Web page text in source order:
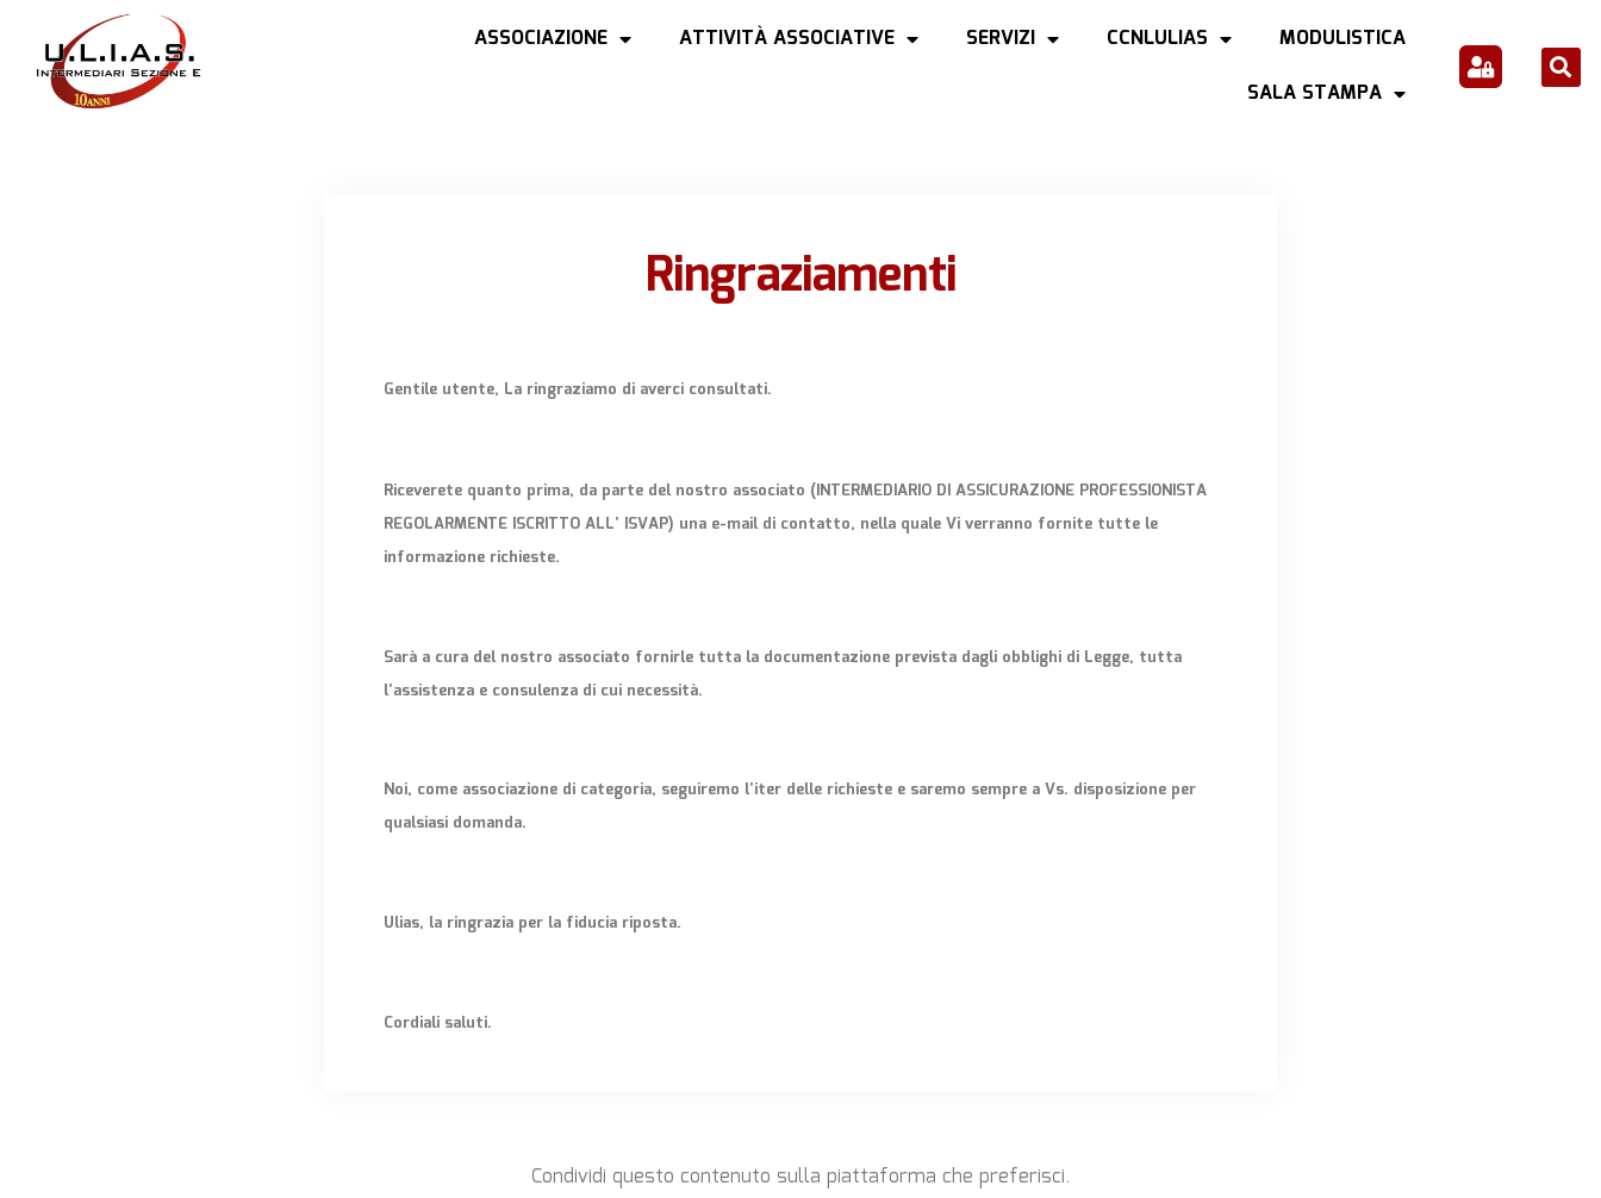
ASSOCIAZIONE ATTIVITÀ ASSOCIATIVE SERVIZI CCNLULIAS
MODULISTICA
SALA STAMPA
Ringraziamenti
Gentile utente, La ringraziamo di averci consultati.
Riceverete quanto prima, da parte del nostro associato (INTERMEDIARIO DI ASSICURAZIONE PROFESSIONISTA
REGOLARMENTE ISCRITTO ALL’ ISVAP) una e-mail di contatto, nella quale Vi verranno fornite tutte le
informazione richieste.
Sarà a cura del nostro associato fornirle tutta la documentazione prevista dagli obblighi di Legge, tutta
l’assistenza e consulenza di cui necessità.
Noi, come associazione di categoria, seguiremo l’iter delle richieste e saremo sempre a Vs. disposizione per
qualsiasi domanda.
Ulias, la ringrazia per la fiducia riposta.
Cordiali saluti.
Condividi questo contenuto sulla piattaforma che preferisci.